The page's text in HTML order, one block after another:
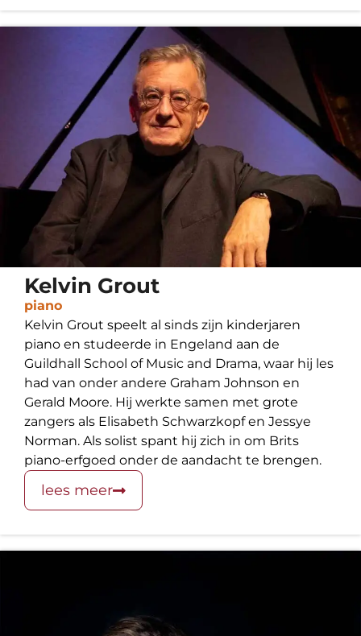
Kelvin Grout
piano
Kelvin Grout speelt al sinds zijn kinderjaren
piano en studeerde in Engeland aan de
Guildhall School of Music and Drama, waar hij les
had van onder andere Graham Johnson en
Gerald Moore. Hij werkte samen met grote
zangers als Elisabeth Schwarzkopf en Jessye
Norman. Als solist spant hij zich in om Brits
piano-erfgoed onder de aandacht te brengen.
lees meer